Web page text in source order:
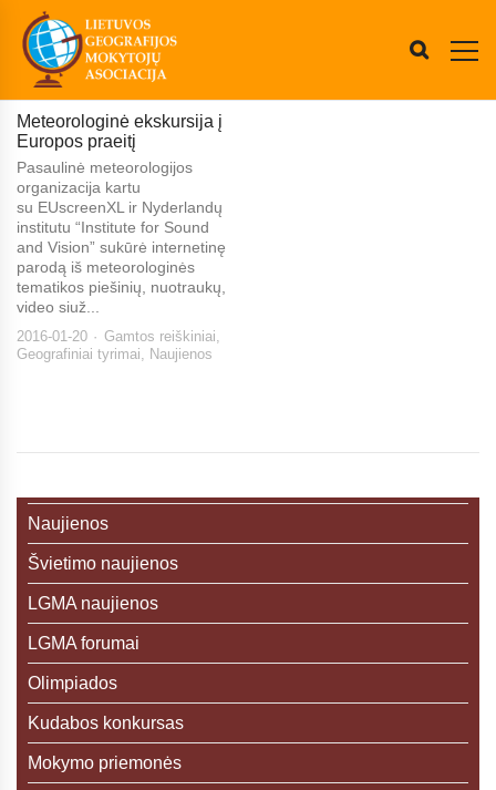
Meteorologinė ekskursija į
Europos praeitį
Pasaulinė meteorologijos
organizacija kartu
su EUscreenXL ir Nyderlandų
institutu “Institute for Sound
and Vision” sukūrė internetinę
parodą iš meteorologinės
tematikos piešinių, nuotraukų,
video siuž...
2016-01-20 Gamtos reiškiniai,
Geografiniai tyrimai, Naujienos
Naujienos
Švietimo naujienos
LGMA naujienos
LGMA forumai
Olimpiados
Kudabos konkursas
Mokymo priemonės